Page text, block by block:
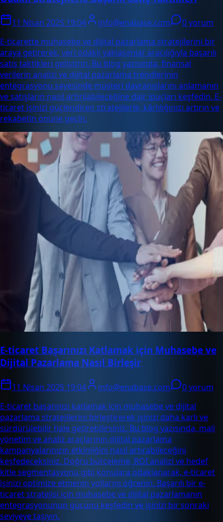
11 Nisan 2025 19:04 info@enabase.com
0 yorum
E-ticarette muhasebe ve dijital pazarlama stratejilerini bir
araya getirerek, veri odaklı yaklaşımlar aracılığıyla başarılı
satış taktikleri geliştirin. Bu blog yazısında, finansal
verilerin analizi ve dijital pazarlama trendlerinin
entegrasyonu sayesinde müşteri davranışlarını anlamanın
ve satışların nasıl artırılabileceğine dair ipuçları keşfedin. E-
ticaret işinizi güçlendiren stratejilerle, kârlılığınızı artırın ve
rekabetin önüne geçin.
E-ticaret Başarınızı Katlamak için Muhasebe ve
Dijital Pazarlama Nasıl Birleşir
11 Nisan 2025 19:04 info@enabase.com
0 yorum
E-ticaret başarınızı katlamak için muhasebe ve dijital
pazarlama stratejilerini birleştirerek işinizi daha karlı ve
sürdürülebilir hale getirebilirsiniz. Bu blog yazısında, mali
yönetim ve analiz araçlarının dijital pazarlama
kampanyalarınızın etkinliğini nasıl artırabileceğini
keşfedeceksiniz. Doğru bütçeleme, ROI analizi ve hedef
kitle segmentasyonu gibi konulara odaklanarak, e-ticaret
işinizi optimize etmenin yollarını öğrenin. Başarılı bir e-
ticaret stratejisi için muhasebe ve dijital pazarlamanın
entegrasyonunun gücünü keşfedin ve işinizi bir sonraki
seviyeye taşıyın.